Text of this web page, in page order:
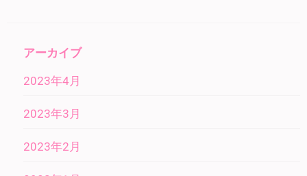
アーカイブ
2023年4月
2023年3月
2023年2月